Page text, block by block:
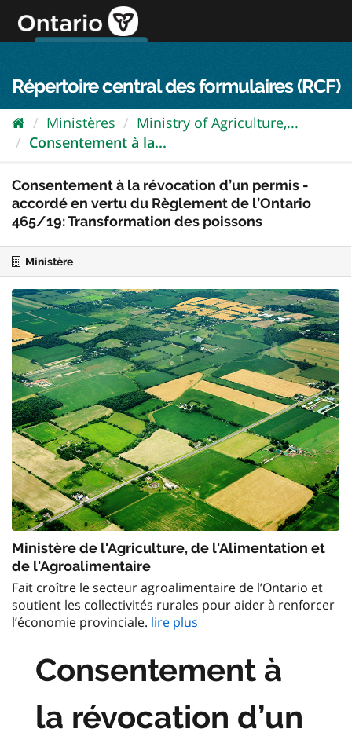
directement
au
Répertoire central des formulaires (RCF)
Ministères
Ministry of Agriculture,...
Consentement à la...
Consentement à la révocation d’un permis -
accordé en vertu du Règlement de l’Ontario
465/19: Transformation des poissons
Ministère
Ministère de l'Agriculture, de l'Alimentation et
de l'Agroalimentaire
Fait croître le secteur agroalimentaire de l’Ontario et
soutient les collectivités rurales pour aider à renforcer
l’économie provinciale. lire plus
Consentement à
la révocation d’un